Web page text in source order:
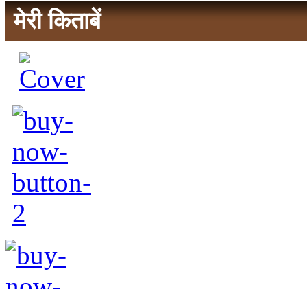
मेरी किताबें